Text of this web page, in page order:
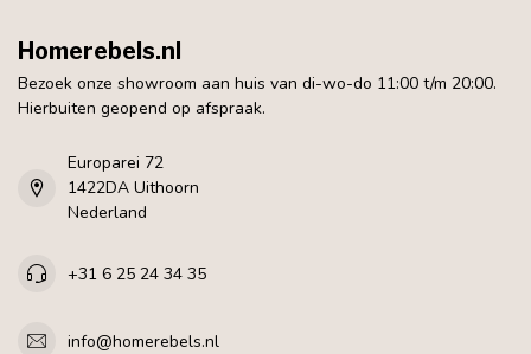
Homerebels.nl
Bezoek onze showroom aan huis van di-wo-do 11:00 t/m 20:00.
Hierbuiten geopend op afspraak.
Europarei 72
1422DA Uithoorn
Nederland
+31 6 25 24 34 35
info@homerebels.nl